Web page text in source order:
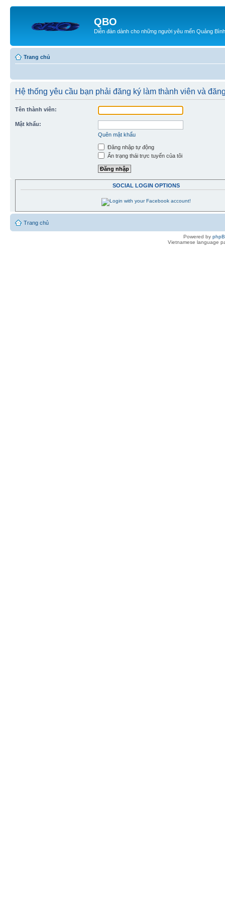
QBO
Diễn đàn dành cho những người yêu mến Quảng Bình
Trang chủ
Hệ thống yêu cầu bạn phải đăng ký làm thành viên và
Tên thành viên:
Mật khẩu:
Quên mật khẩu
Đăng nhập tự động
Ẩn trạng thái trực tuyến của tôi
SOCIAL LOGIN OPTIONS
Trang chủ
Powered by
Vietnamese language